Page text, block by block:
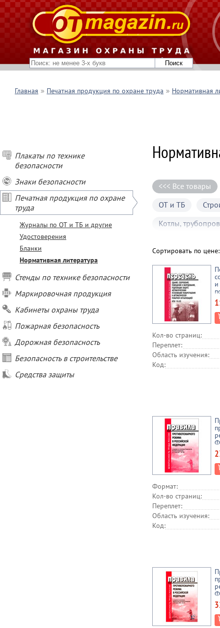
Главная Печатная продукция по охране труда Нормативная
Плакаты по технике
безопасности
Знаки безопасности
Печатная продукция по охране
труда
Журналы по ОТ и ТБ и другие
Удостоверения
Бланки
Нормативная литература
Стенды по технике безопасности
Маркировочная продукция
Кабинеты охраны труда
Пожарная безопасность
Дорожная безопасность
Безопасность в строительстве
Средства защиты
<<< Все товары
ОТ и ТБ
Котлы,
Сортировать по
Кол-во страниц:
Переплет:
Область изучения:
Код:
Формат:
Кол-во страниц:
Переплет:
Область изучения:
Код: